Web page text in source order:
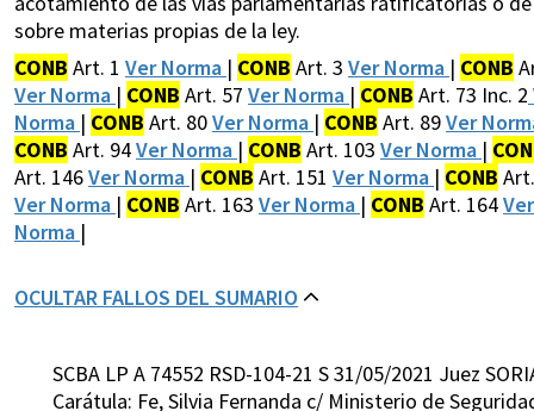
sobre materias propias de la ley.
CONB Art. 1 Ver Norma | CONB Art. 3 Ver Norma | CONB
Ver Norma | CONB Art. 57 Ver Norma | CONB Art. 73 Inc. 2
Norma | CONB Art. 80Ver Norma | CONB Art. 89Ver
CONB Art. 94Ver Norma | CONB Art. 103 Ver Norma |
Art. 146Ver Norma | CONB Art. 151 Ver Norma | CONB
Ver Norma | CONB Art. 163 Ver Norma | CONB Art. 164
Norma |
OCULTAR FALLOS DEL SUMARIO
SCBA LP A 74552 RSD-104-21 S 31/05/2021 Juez
Carátula: Fe, Silvia Fernanda c/ Ministerio de